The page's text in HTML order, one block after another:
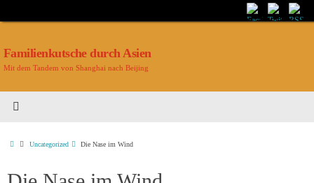
Familienkutsche durch Asien
Mit dem Tandem von Shanghai nach Beijing
Uncategorized Die Nase im Wind